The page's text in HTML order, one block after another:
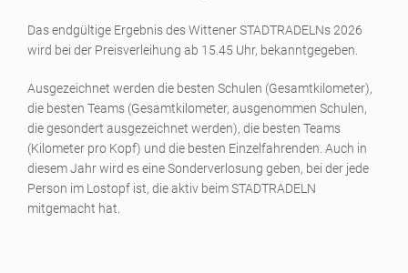
Das endgültige Ergebnis des Wittener STADTRADELNs 2026
wird bei der Preisverleihung ab 15.45 Uhr, bekanntgegeben.
Ausgezeichnet werden die besten Schulen (Gesamtkilometer),
die besten Teams (Gesamtkilometer, ausgenommen Schulen,
die gesondert ausgezeichnet werden), die besten Teams
(Kilometer pro Kopf) und die besten Einzelfahrenden. Auch in
diesem Jahr wird es eine Sonderverlosung geben, bei der jede
Person im Lostopf ist, die aktiv beim STADTRADELN
mitgemacht hat.